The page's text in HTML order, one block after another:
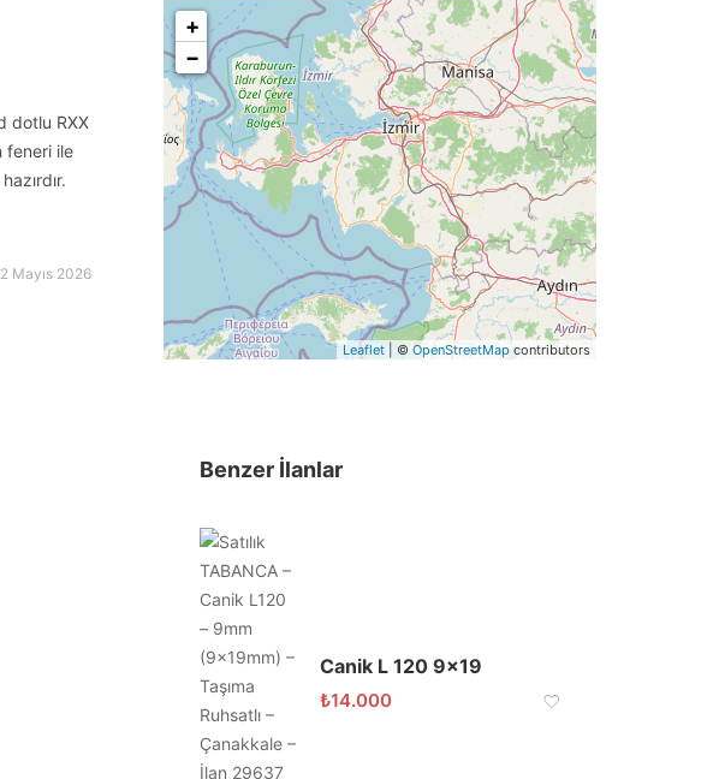
dotlu RXX
feneri ile
Mayıs 2026
+
−
Leaflet | © OpenStreetMap contributors
Benzer İlanlar
Canik L 120 9×19
₺14.000